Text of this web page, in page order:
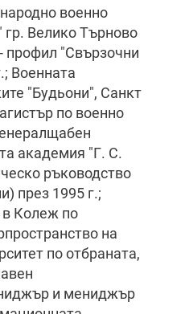
военно
Велико Търново
профил "Свързочни
Военната
"Будьони", Санкт
по военно
академия "Г. С.
ръководство
през 1995 г.;
в Колеж по
на
по отбраната,
и мениджър